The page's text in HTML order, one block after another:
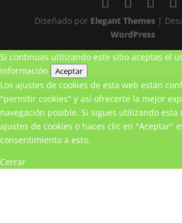
Diseñado por Elegant Themes|
WordPress
Si continuas utilizando este sitio aceptas el
información
Aceptar
Los ajustes de cookies de esta web están
"permitir cookies" y así ofrecerte la mejor
navegación posible. Si sigues utilizando
ajustes de cookies o haces clic en "Aceptar"
consentimiento a esto.
Cerrar